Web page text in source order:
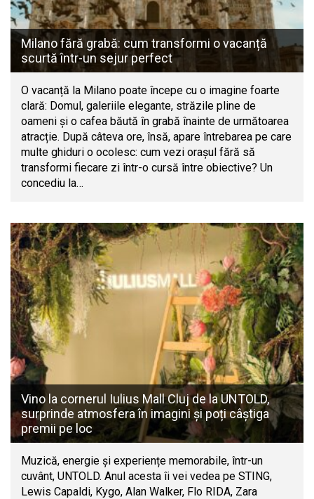
Milano fără grabă: cum transformi o vacanță
scurtă într-un sejur perfect
O vacanță la Milano poate începe cu o imagine foarte
clară: Domul, galeriile elegante, străzile pline de
oameni și o cafea băută în grabă înainte de următoarea
atracție. După câteva ore, însă, apare întrebarea pe care
multe ghiduri o ocolesc: cum vezi orașul fără să
transformi fiecare zi într-o cursă între obiective? Un
concediu la…
Vino la cornerul Iulius Mall Cluj de la UNTOLD,
surprinde atmosfera în imagini și poți câștiga
premii pe loc
Muzică, energie și experiențe memorabile, într-un
cuvânt, UNTOLD. Anul acesta îi vei vedea pe STING,
Lewis Capaldi, Kygo, Alan Walker, Flo RIDA, Zara